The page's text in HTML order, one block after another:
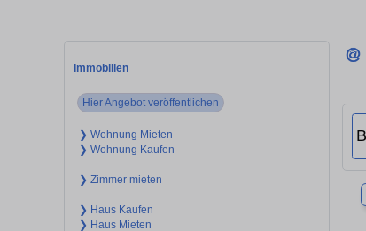
Immobilien
Hier Angebot veröffentlichen
❯ Wohnung Mieten
❯ Wohnung Kaufen
❯ Zimmer mieten
❯ Haus Kaufen
❯ Haus Mieten